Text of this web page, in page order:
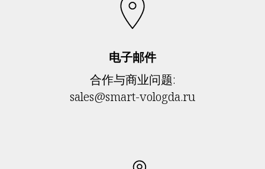
电子邮件
合作与商业问题:
sales@smart-vologda.ru